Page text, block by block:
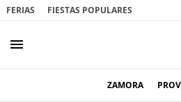
FERIAS FIESTAS POPULARES
menu
ZAMORA